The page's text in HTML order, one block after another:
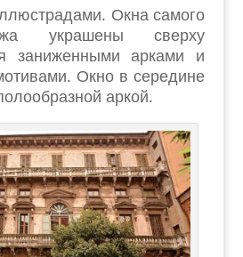
Окна самого
украшены сверху
заниженными арками и
Окно в середине
аркой.